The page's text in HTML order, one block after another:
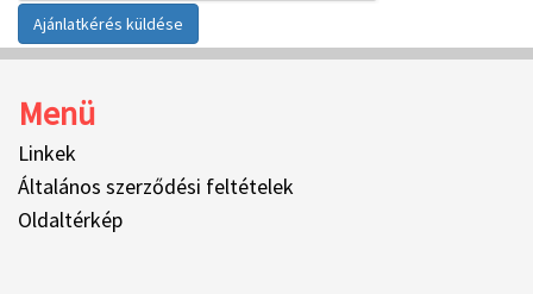
Menü
Linkek
Általános szerződési feltételek
Oldaltérkép